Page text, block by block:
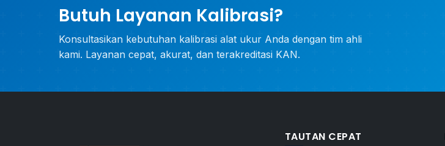
Butuh Layanan Kalibrasi?
Konsultasikan kebutuhan kalibrasi alat ukur Anda dengan tim ahli
kami. Layanan cepat, akurat, dan terakreditasi KAN.
TAUTAN CEPAT